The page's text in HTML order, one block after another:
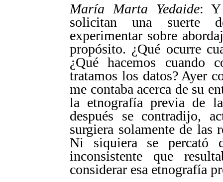
María Marta Yedaide: Y
solicitan una suerte
experimentar sobre
propósito. ¿Qué ocurre
¿Qué hacemos cuando
tratamos los datos? Ayer
me contaba acerca de su
la etnografía previa de
después se contradijo,
surgiera solamente de las
Ni siquiera se percató
inconsistente que
considerar esa etnografía